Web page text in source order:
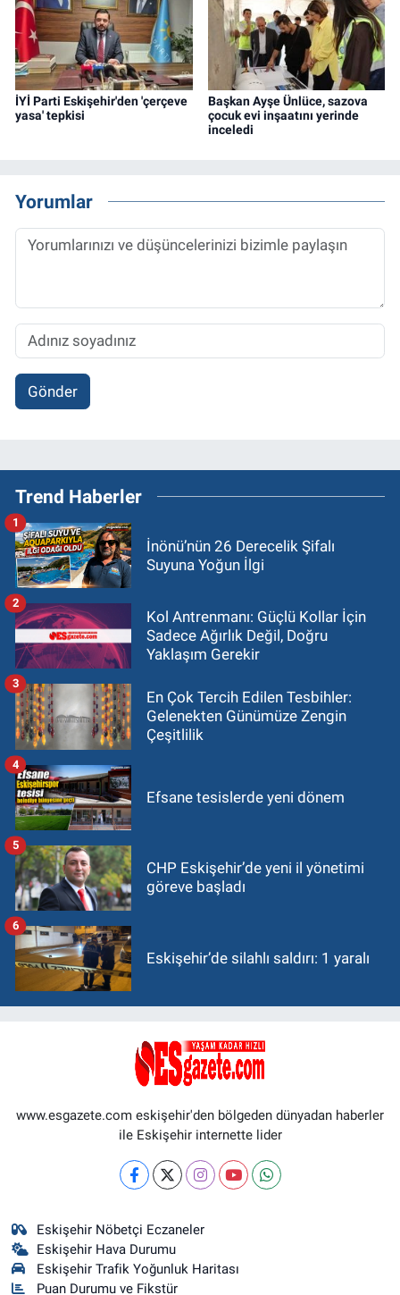
İYİ Parti Eskişehir'den 'çerçeve
yasa' tepkisi
Başkan Ayşe Ünlüce, sazova
çocuk evi inşaatını yerinde
inceledi
Yorumlar
Gönder
Trend Haberler
İnönü’nün 26 Derecelik Şifalı
Suyuna Yoğun İlgi
1
Kol Antrenmanı: Güçlü Kollar İçin
Sadece Ağırlık Değil, Doğru
Yaklaşım Gerekir
2
En Çok Tercih Edilen Tesbihler:
Gelenekten Günümüze Zengin
Çeşitlilik
3
Efsane tesislerde yeni dönem
4
CHP Eskişehir’de yeni il yönetimi
göreve başladı
5
Eskişehir’de silahlı saldırı: 1 yaralı
6
www.esgazete.com eskişehir'den bölgeden dünyadan haberler
ile Eskişehir internette lider
Eskişehir Nöbetçi Eczaneler
Eskişehir Hava Durumu
Eskişehir Trafik Yoğunluk Haritası
Puan Durumu ve Fikstür